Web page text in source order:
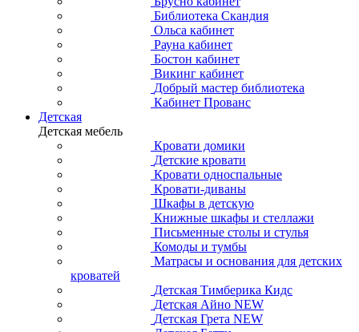
Библиотека Скандия
Ольса кабинет
Рауна кабинет
Бостон кабинет
Викинг кабинет
Добрый мастер библиотека
Кабинет Прованс
Детская
Детская мебель
Кровати домики
Детские кровати
Кровати односпальные
Кровати-диваны
Шкафы в детскую
Книжные шкафы и стеллажи
Письменные столы и стулья
Комоды и тумбы
Матрасы и основания для детских
кроватей
Детская Тимберика Кидс
Детская Айно NEW
Детская Грета NEW